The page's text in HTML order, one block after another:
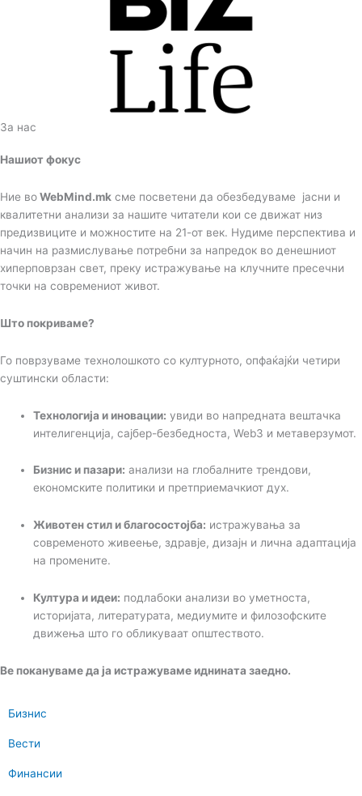
За нас
Нашиот фокус
Ние воWebMind.mk сме посветени да обезбедуваме јасни и
квалитетни анализи за нашите читатели кои се движат низ
предизвиците и можностите на 21-от век. Нудиме перспектива и
начин на размислување потребни за напредок во денешниот
хиперповрзан свет, преку истражување на клучните пресечни
точки на современиот живот.
Што покриваме?
Го поврзуваме технолошкото со културното, опфаќајќи четири
суштински области:
Технологија и иновации: увиди во напредната вештачка
интелигенција, сајбер-безбедноста, Web3 и метаверзумот.
Бизнис и пазари: анализи на глобалните трендови,
економските политики и претприемачкиот дух.
Животен стил и благосостојба: истражувања за
современото живеење, здравје, дизајн и лична адаптација
на промените.
Култура и идеи: подлабоки анализи во уметноста,
историјата, литературата, медиумите и филозофските
движења што го обликуваат општеството.
Ве покануваме да ја истражуваме иднината заедно.
Бизнис
Вести
Финансии